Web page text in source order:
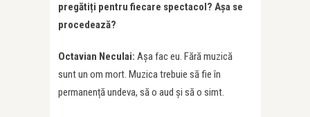
pregătiți pentru fiecare spectacol? Așa se
procedează?
Octavian Neculai: Așa fac eu. Fără muzică
sunt un om mort. Muzica trebuie să fie în
permanență undeva, să o aud și să o simt.